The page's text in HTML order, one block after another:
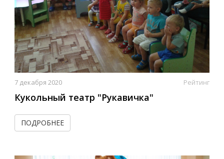
7 декабря 2020 Рейтинг
Кукольный театр "Рукавичка"
ПОДРОБНЕЕ